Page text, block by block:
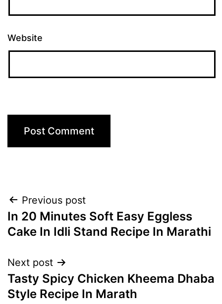
Website
Post
navigation
Previous post
In 20 Minutes Soft Easy Eggless
Cake In Idli Stand Recipe In Marathi
Next post
Tasty Spicy Chicken Kheema Dhaba
Style Recipe In Marath